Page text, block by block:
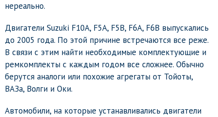
нереально.
Двигатели Suzuki F10A, F5A, F5B, F6A, F6B выпускались
до 2005 года. По этой причине встречаются все реже.
В связи с этим найти необходимые комплектующие и
ремкомплекты с каждым годом все сложнее. Обычно
берутся аналоги или похожие агрегаты от Тойоты,
ВАЗа, Волги и Оки.
Автомобили, на которые устанавливались двигатели